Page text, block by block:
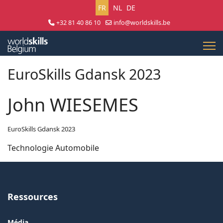
Sélectionnez votre langue
FR NL DE
+32 81 40 86 10
info@worldskills.be
EuroSkills Gdansk 2023
John WIESEMES
EuroSkills Gdansk 2023
Technologie Automobile
Ressources